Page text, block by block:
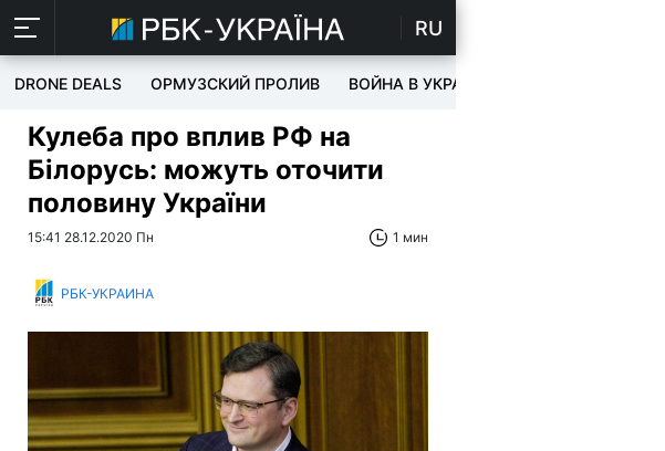
RU
DRONE DEALS ОРМУЗСКИЙ ПРОЛИВ ВОЙНА В УКРАИНЕ
Кулеба про вплив РФ на
Білорусь: можуть оточити
половину України
15:41 28.12.2020 Пн 1 мин
РБК-УКРАИНА